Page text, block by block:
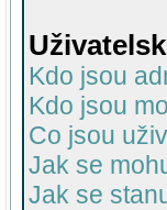
Kdo jsou
Kdo jsou
Co jsou
Jak se
Jak se